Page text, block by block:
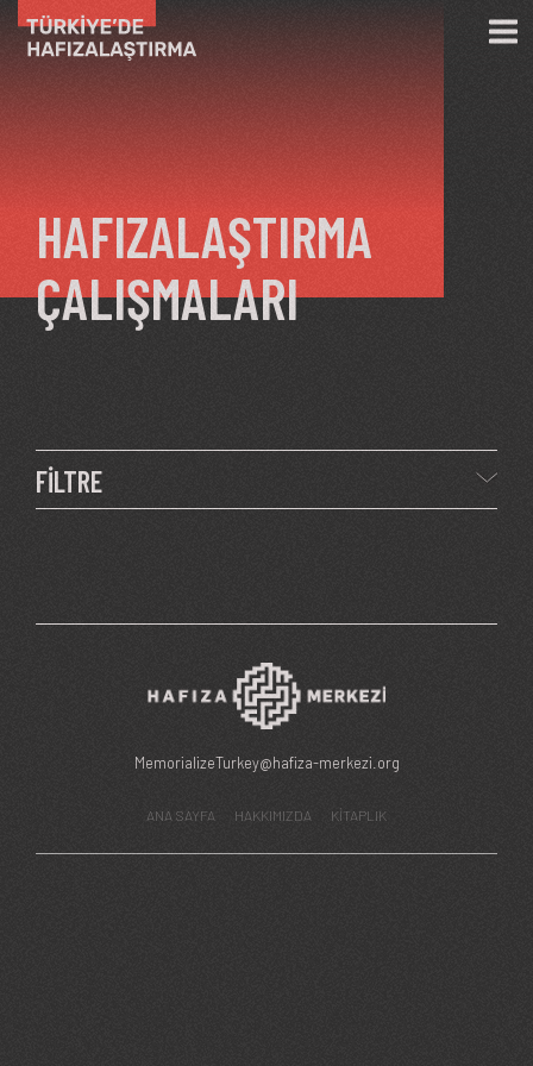
Ana içeriğe atla
HAFIZALAŞTIRMA
ÇALIŞMALARI
FİLTRE
MemorializeTurkey@hafiza-merkezi.org
ANA SAYFA HAKKIMIZDA KİTAPLIK